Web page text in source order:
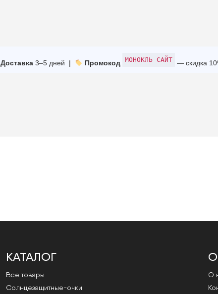
Доставка3–5 дней | Промокод МОНОКЛЬ САЙТ — скидка
КАТАЛОГ
Все товары
Cолнцезащитные-очки
О